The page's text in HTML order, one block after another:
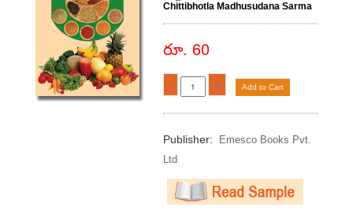
Chittibhotla Madhusudana Sarma
రూ. 60
- + Add to Cart
Publisher:
Emesco Books Pvt.
Ltd